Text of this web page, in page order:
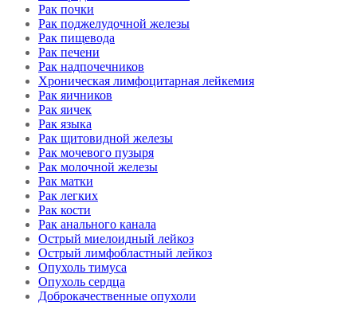
Рак почки
Рак поджелудочной железы
Рак пищевода
Рак печени
Рак надпочечников
Хроническая лимфоцитарная лейкемия
Рак яичников
Рак яичек
Рак языка
Рак щитовидной железы
Рак мочевого пузыря
Рак молочной железы
Рак матки
Рак легких
Рак кости
Рак анального канала
Острый миелоидный лейкоз
Острый лимфобластный лейкоз
Опухоль тимуса
Опухоль сердца
Доброкачественные опухоли